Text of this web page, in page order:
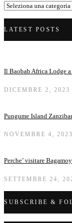
Categorie
LATEST POSTS
Il Baobab Africa Lodge
DICEMBRE 2, 2023
Pungume Island Zanzibar
NOVEMBRE 4, 2023
Perche’ visitare
SETTEMBRE 24,
SUBSCRIBE &